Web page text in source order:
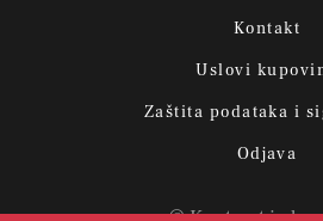
Kontakt
Uslovi
Zaštita podataka i
Odjava